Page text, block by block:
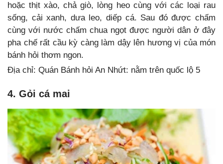
hoặc thịt xào, chả giò, lòng heo cùng với các loại rau
sống, cải xanh, dưa leo, diếp cá. Sau đó được chấm
cùng với nước chấm chua ngọt được người dân ở đây
pha chế rất cầu kỳ càng làm dậy lên hương vị của món
bánh hỏi thơm ngon.
Địa chỉ: Quán Bánh hỏi An Nhứt: nằm trên quốc lộ 5
4. Gỏi cá mai